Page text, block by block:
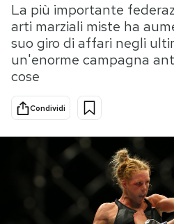
Tecnologia
Internet
Scienza
Cultura
Sport
NEWSLETTER
La più importante
arti marziali miste ha
suo giro di affari negli
un'enorme campagna
cose
Condividi